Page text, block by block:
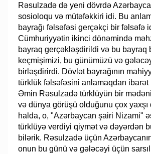
Rəsulzadə də yeni dövrdə
sosioloqu və mütəfəkkiri idi. Bu
bayrağı fəlsəfəsi gerçəkçi bir fəlsəfə
Cümhuriyyətin ikinci dönəmində
bayraq gerçəkləşdirildi və bu bayraq
keçmişimizi, bu günümüzü və
birləşdirirdi. Dövlət bayrağının
türklük fəlsəfəsini anlamaqdan ibarət
Əmin Rəsulzadə türklüyün bir
və dünya görüşü olduğunu çox
halda, o, "Azərbaycan şairi Nizami"
türklüyə verdiyi qiymət və dəyərdən
bilərik. Rəsulzadə üçün
onun bu günü və gələcəyi üçün